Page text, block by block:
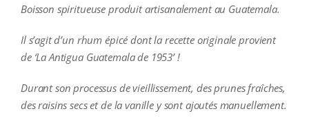
Boisson spiritueuse produit artisanalement au Guatemala.
Il s’agit d’un rhum épicé dont la recette originale provient
de ‘La Antigua Guatemala de 1953’ !
Durant son processus de vieillissement, des prunes fraîches,
des raisins secs et de la vanille y sont ajoutés manuellement.